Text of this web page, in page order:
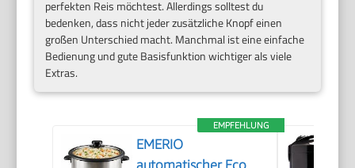
perfekten Reis möchtest. Allerdings solltest du
bedenken, dass nicht jeder zusätzliche Knopf einen
großen Unterschied macht. Manchmal ist eine einfache
Bedienung und gute Basisfunktion wichtiger als viele
Extras.
EMPFEHLUNG
EMERIO